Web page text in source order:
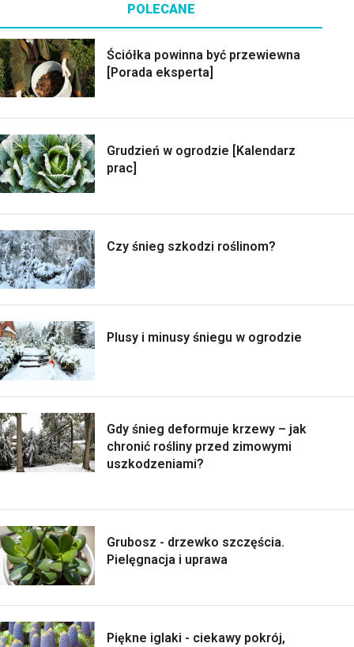
POLECANE
Ściółka powinna być przewiewna
[Porada eksperta]
Grudzień w ogrodzie [Kalendarz
prac]
Czy śnieg szkodzi roślinom?
Plusy i minusy śniegu w ogrodzie
Gdy śnieg deformuje krzewy – jak
chronić rośliny przed zimowymi
uszkodzeniami?
Grubosz - drzewko szczęścia.
Pielęgnacja i uprawa
Piękne iglaki - ciekawy pokrój,